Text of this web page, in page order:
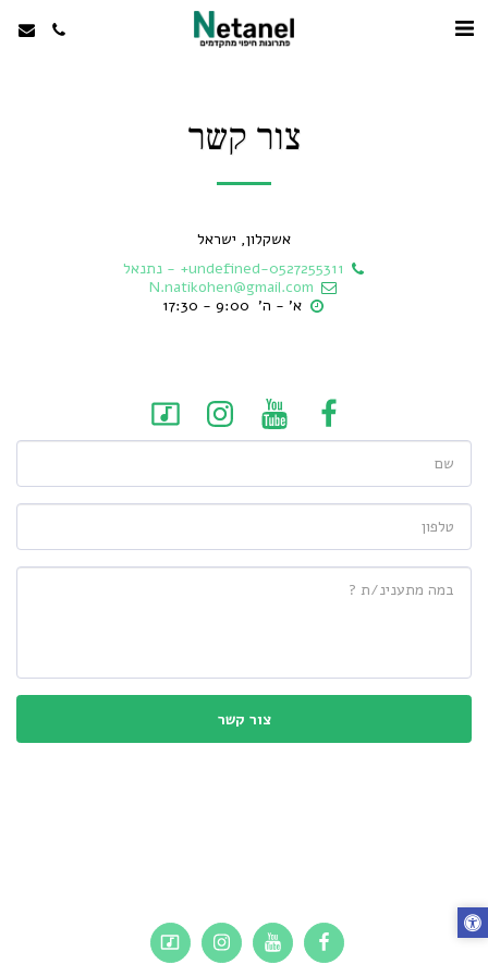
צור קשר
אשקלון, ישראל
+undefined-0527255311
- נתנאל
N.natikohen@gmail.com
א' - ה'  9:00 - 17:30
צור קשר